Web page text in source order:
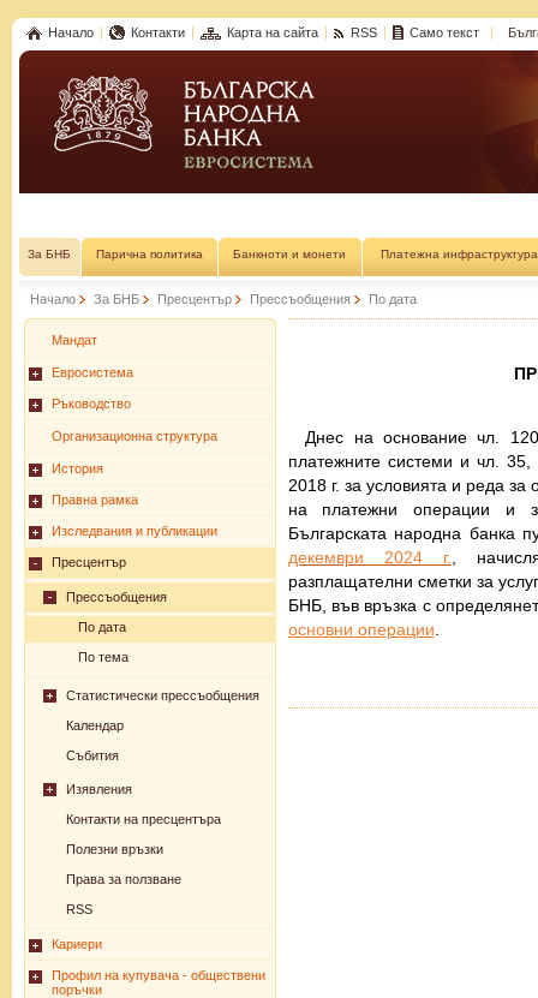
Начало Контакти Карта на сайта RSS Само текст
За БНБ Парична политика Банкноти и монети Платежна инфраструктура
Начало За БНБ Пресцентър Прессъобщения По дата
Мандат
Евросистема
Ръководство
Организационна структура
История
Правна рамка
Изследвания и публикации
Пресцентър
Прессъобщения
По дата
По тема
Статистически прессъобщения
Календар
Събития
Изявления
Контакти на пресцентъра
Полезни връзки
Права за ползване
RSS
Кариери
Профил на купувача - обществени
поръчки
Днес на основание чл.
платежните системи и чл.
2018 г. за условията и реда
на платежни операции и
Българската народна банка
декември 2024г.
,
разплащателни сметки за
БНБ, във връзка с
основни операции